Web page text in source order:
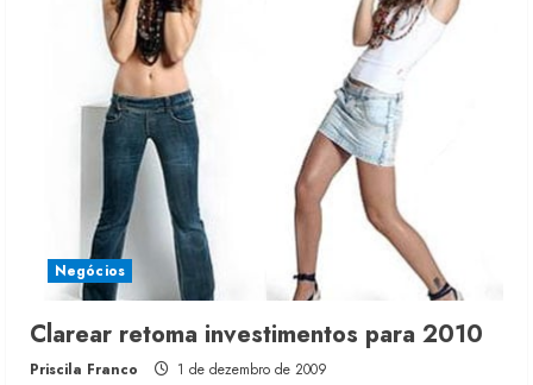
Negócios
Clarear retoma investimentos para 2010
Priscila Franco 1 de dezembro de 2009
Renata Caixeta assume Movimento
Sou de Algodão
5 de agosto de 2026